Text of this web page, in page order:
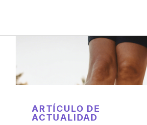
contenido
ARTÍCULO DE
ACTUALIDAD